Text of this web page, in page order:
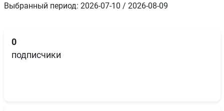
Выбранный период: 2026-07-10 / 2026-08-09
0
подписчики